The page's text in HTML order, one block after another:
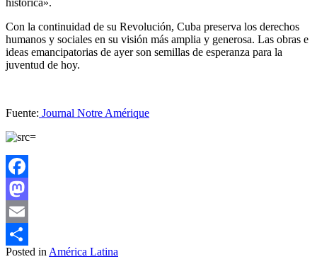
histórica».
Con la continuidad de su Revolución, Cuba preserva los derechos
humanos y sociales en su visión más amplia y generosa. Las obras e
ideas emancipatorias de ayer son semillas de esperanza para la
juventud de hoy.
Fuente: Journal Notre Amérique
Facebook
Mastodon
Email
Compartir
Posted in América Latina